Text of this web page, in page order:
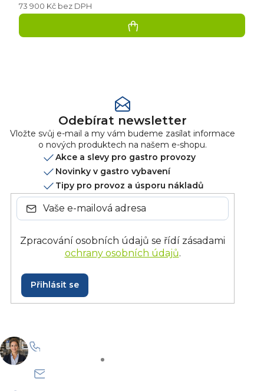
73 900 Kč bez DPH
Odebírat newsletter
Vložte svůj e-mail a my vám budeme zasílat informace
o nových produktech na našem e-shopu.
Akce a slevy pro gastro provozy
Novinky v gastro vybavení
Tipy pro provoz a úsporu nákladů
Zpracování osobních údajů se řídí zásadami
ochrany osobních údajů.
Přihlásit se